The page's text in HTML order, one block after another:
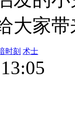
大家
时刻 术士